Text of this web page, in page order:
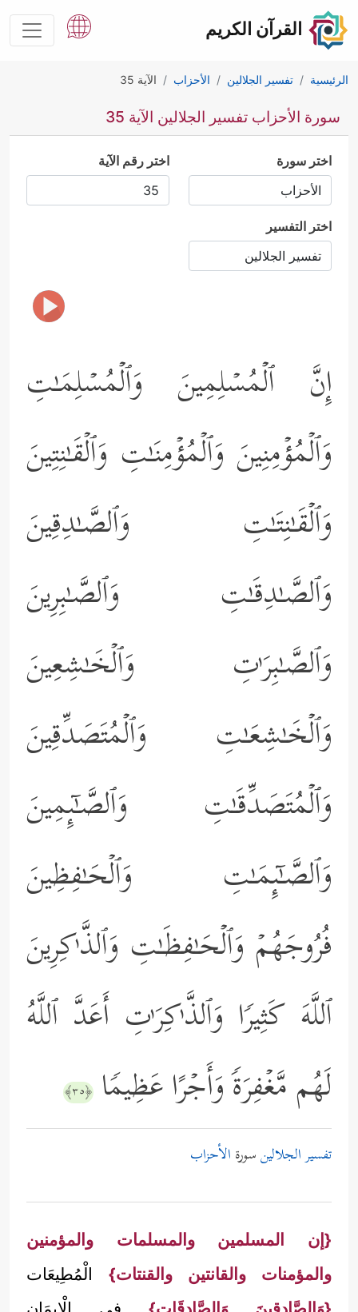
القرآن الكريم
الرئيسية تفسير الجلالين الأحزاب الآية 35
سورة الأحزاب تفسير الجلالين الآية 35
اختر سورة اختر رقم الآية
اختر التفسير
إِنَّ ٱلۡمُسۡلِمِینَ وَٱلۡمُسۡلِمَـٰتِ
وَٱلۡمُؤۡمِنِینَ وَٱلۡمُؤۡمِنَـٰتِ وَٱلۡقَـٰنِتِینَ
وَٱلۡقَـٰنِتَـٰتِ وَٱلصَّـٰدِقِینَ
وَٱلصَّـٰدِقَـٰتِ وَٱلصَّـٰبِرِینَ
وَٱلصَّـٰبِرَ ٰ⁠تِ وَٱلۡخَـٰشِعِینَ
وَٱلۡخَـٰشِعَـٰتِ وَٱلۡمُتَصَدِّقِینَ
وَٱلۡمُتَصَدِّقَـٰتِ وَٱلصَّـٰۤىِٕمِینَ
وَٱلصَّـٰۤىِٕمَـٰتِ وَٱلۡحَـٰفِظِینَ
فُرُوجَهُمۡ وَٱلۡحَـٰفِظَـٰتِ وَٱلذَّ ٰ⁠كِرِینَ
ٱللَّهَ كَثِیرࣰا وَٱلذَّ ٰ⁠كِرَ ٰ⁠تِ أَعَدَّ ٱللَّهُ
لَهُم مَّغۡفِرَةࣰ وَأَجۡرًا عَظِیمࣰا ﴿٣٥﴾
تفسير الجلالينسورة الأحزاب
{إن المسلمين والمسلمات والمؤمنين
والمؤمنات والقانتين والقنتات} الْمُطِيعَات